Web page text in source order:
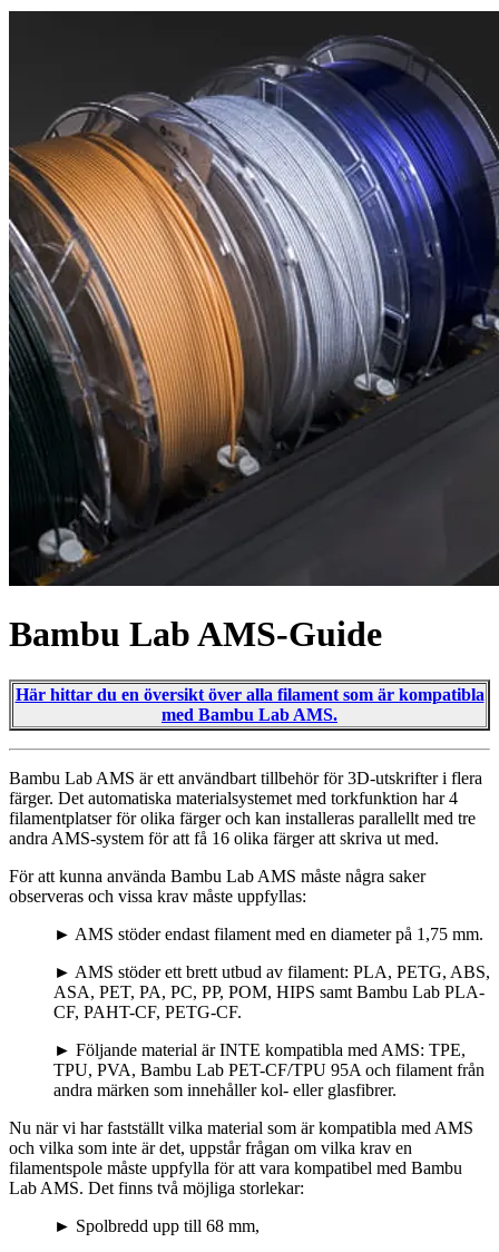
Bambu Lab AMS-Guide
Här hittar du en översikt över alla filament som är kompatibla
med Bambu Lab AMS.
Bambu Lab AMS är ett användbart tillbehör för 3D-utskrifter i flera
färger. Det automatiska materialsystemet med torkfunktion har 4
filamentplatser för olika färger och kan installeras parallellt med tre
andra AMS-system för att få 16 olika färger att skriva ut med.
För att kunna använda Bambu Lab AMS måste några saker
observeras och vissa krav måste uppfyllas:
► AMS stöder endast filament med en diameter på 1,75 mm.
► AMS stöder ett brett utbud av filament: PLA, PETG, ABS,
ASA, PET, PA, PC, PP, POM, HIPS samt Bambu Lab PLA-
CF, PAHT-CF, PETG-CF.
► Följande material är INTE kompatibla med AMS: TPE,
TPU, PVA, Bambu Lab PET-CF/TPU 95A och filament från
andra märken som innehåller kol- eller glasfibrer.
Nu när vi har fastställt vilka material som är kompatibla med AMS
och vilka som inte är det, uppstår frågan om vilka krav en
filamentspole måste uppfylla för att vara kompatibel med Bambu
Lab AMS. Det finns två möjliga storlekar:
► Spolbredd upp till 68 mm,